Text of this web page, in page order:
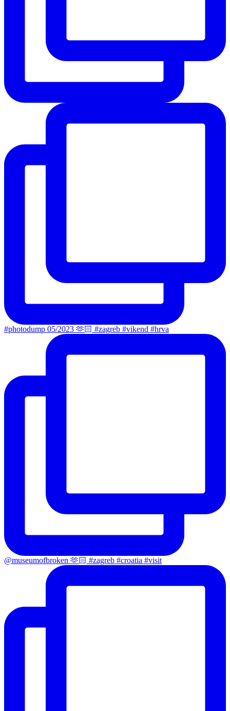
#photodump 05/2023 🫶🏻 #zagreb #vikend #hrva
@museumofbroken 🫶🏻 #zagreb #croatia #visit